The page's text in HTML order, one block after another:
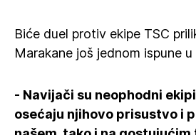
Biće duel protiv ekipe TSC
Marakane još jednom ispune
- Navijači su neophodni
osećaju njihovo prisustvo i